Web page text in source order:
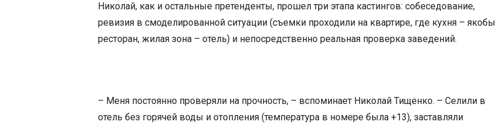
Николай, как и остальные претенденты, прошел три этапа кастингов: собеседование,
ревизия в смоделированной ситуации (съемки проходили на квартире, где кухня – якобы
ресторан, жилая зона – отель) и непосредственно реальная проверка заведений.
– Меня постоянно проверяли на прочность, – вспоминает Николай Тищенко. – Селили в
отель без горячей воды и отопления (температура в номере была +13), заставляли